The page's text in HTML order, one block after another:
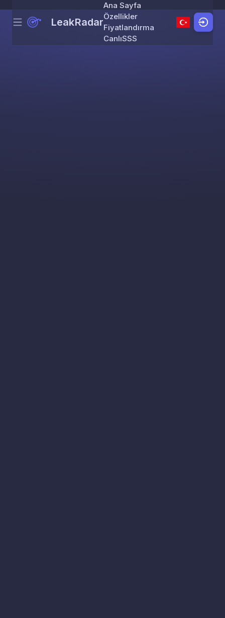
Skip to content
Menu LeakRadar
Ana Sayfa
Özellikler
Fiyatlandırma
CanlıSSS